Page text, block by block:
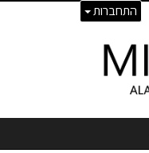
התחברות